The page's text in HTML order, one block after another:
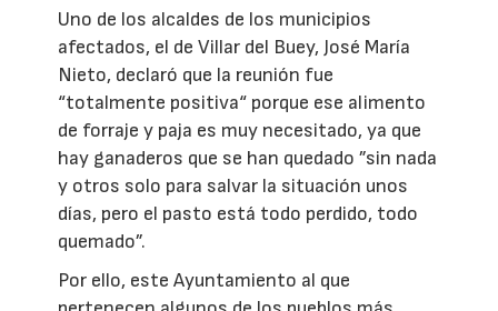
Uno de los alcaldes de los municipios
afectados, el de Villar del Buey, José María
Nieto, declaró que la reunión fue
“totalmente positiva“ porque ese alimento
de forraje y paja es muy necesitado, ya que
hay ganaderos que se han quedado ”sin nada
y otros solo para salvar la situación unos
días, pero el pasto está todo perdido, todo
quemado”.
Por ello, este Ayuntamiento al que